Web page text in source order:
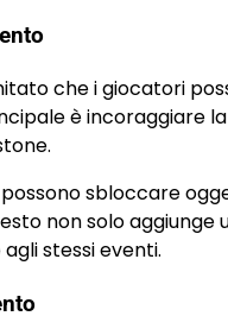
che i giocatori
è incoraggiare
sbloccare
non solo
stessi eventi.